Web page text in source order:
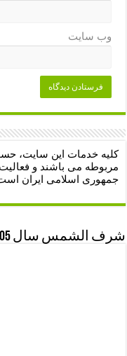
وب‌ سایت
کلیه خدمات این سایت،
مربوطه می باشند و
جمهوری اسلامی ایران
شرف الشمس سال 1405